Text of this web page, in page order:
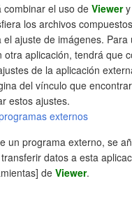
combinar el uso deViewery
los archivos
el ajuste de imágenes. Para
otra aplicación, tendrá que
de la aplicación
del vínculo que
estos ajustes.
externos
un programa externo, se
datos a esta
deViewer.